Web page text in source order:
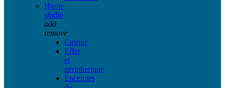
Home
studio
add
remove
Casque
Effet
et
peripherique
Enceintes